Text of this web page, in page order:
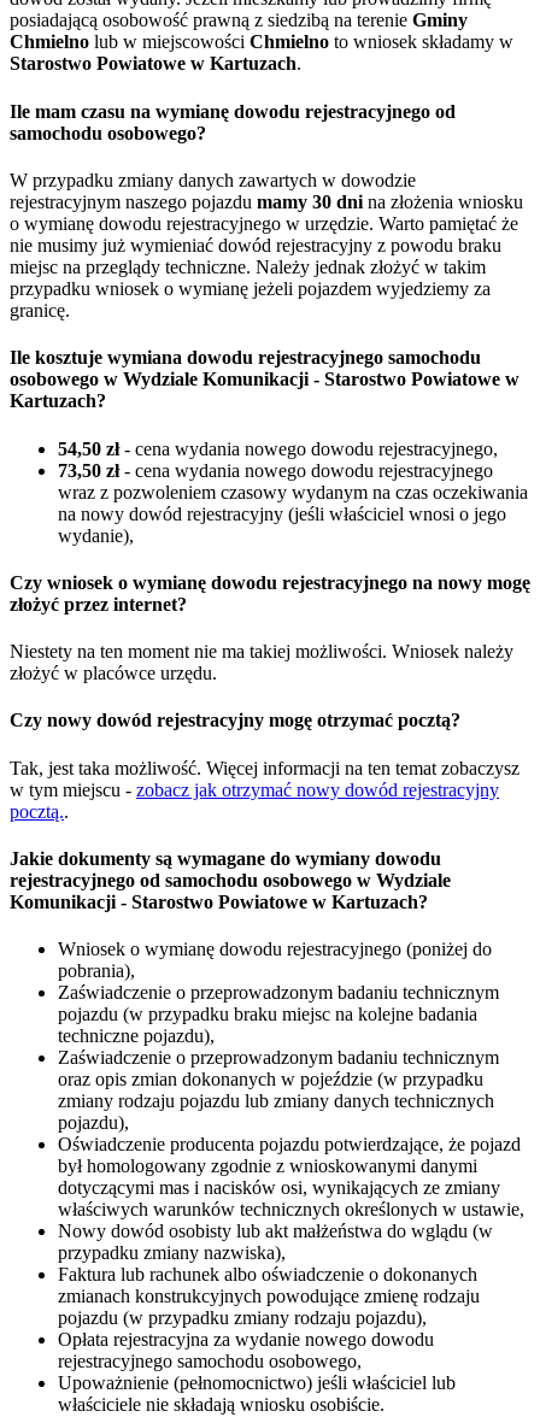
posiadającą osobowość prawną z siedzibą na terenie Gminy
Chmielno lub w miejscowości Chmielno to wniosek składamy w
Starostwo Powiatowe w Kartuzach.
Ile mam czasu na wymianę dowodu rejestracyjnego od
samochodu osobowego?
W przypadku zmiany danych zawartych w dowodzie
rejestracyjnym naszego pojazdu mamy 30 dni na złożenia wniosku
o wymianę dowodu rejestracyjnego w urzędzie. Warto pamiętać że
nie musimy już wymieniać dowód rejestracyjny z powodu braku
miejsc na przeglądy techniczne. Należy jednak złożyć w takim
przypadku wniosek o wymianę jeżeli pojazdem wyjedziemy za
granicę.
Ile kosztuje wymiana dowodu rejestracyjnego samochodu
osobowego w Wydziale Komunikacji - Starostwo Powiatowe w
Kartuzach?
54,50 zł- cena wydania nowego dowodu rejestracyjnego,
73,50 zł- cena wydania nowego dowodu rejestracyjnego
wraz z pozwoleniem czasowy wydanym na czas oczekiwania
na nowy dowód rejestracyjny (jeśli właściciel wnosi o jego
wydanie),
Czy wniosek o wymianę dowodu rejestracyjnego na nowy mogę
złożyć przez internet?
Niestety na ten moment nie ma takiej możliwości. Wniosek należy
złożyć w placówce urzędu.
Czy nowy dowód rejestracyjny mogę otrzymać pocztą?
Tak, jest taka możliwość. Więcej informacji na ten temat zobaczysz
w tym miejscu - zobacz jak otrzymać nowy dowód rejestracyjny
pocztą..
Jakie dokumenty są wymagane do wymiany dowodu
rejestracyjnego od samochodu osobowego w Wydziale
Komunikacji - Starostwo Powiatowe w Kartuzach?
Wniosek o wymianę dowodu rejestracyjnego (poniżej do
pobrania),
Zaświadczenie o przeprowadzonym badaniu technicznym
pojazdu (w przypadku braku miejsc na kolejne badania
techniczne pojazdu),
Zaświadczenie o przeprowadzonym badaniu technicznym
oraz opis zmian dokonanych w pojeździe (w przypadku
zmiany rodzaju pojazdu lub zmiany danych technicznych
pojazdu),
Oświadczenie producenta pojazdu potwierdzające, że pojazd
był homologowany zgodnie z wnioskowanymi danymi
dotyczącymi mas i nacisków osi, wynikających ze zmiany
właściwych warunków technicznych określonych w ustawie,
Nowy dowód osobisty lub akt małżeństwa do wglądu (w
przypadku zmiany nazwiska),
Faktura lub rachunek albo oświadczenie o dokonanych
zmianach konstrukcyjnych powodujące zmienę rodzaju
pojazdu (w przypadku zmiany rodzaju pojazdu),
Opłata rejestracyjna za wydanie nowego dowodu
rejestracyjnego samochodu osobowego,
Upoważnienie (pełnomocnictwo) jeśli właściciel lub
właściciele nie składają wniosku osobiście.